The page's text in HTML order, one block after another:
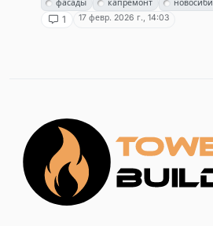
фасады
капремонт
1 17 февр. 2026 г., 14:03